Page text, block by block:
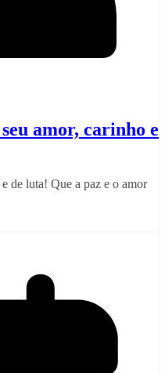
amor, carinho e
de luta! Que a paz e o amor